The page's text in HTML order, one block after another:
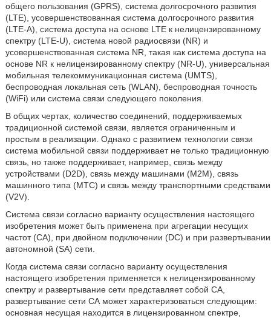
общего пользования (GPRS), система долгосрочного развития
(LTE), усовершенствованная система долгосрочного развития
(LTE-A), система доступа на основе LTE к нелицензированному
спектру (LTE-U), система новой радиосвязи (NR) и
усовершенствованная система NR, такая как система доступа на
основе NR к нелицензированному спектру (NR-U), универсальная
мобильная телекоммуникационная система (UMTS),
беспроводная локальная сеть (WLAN), беспроводная точность
(WiFi) или система связи следующего поколения.
В общих чертах, количество соединений, поддерживаемых
традиционной системой связи, является ограниченным и
простым в реализации. Однако с развитием технологии связи
система мобильной связи поддерживает не только традиционную
связь, но также поддерживает, например, связь между
устройствами (D2D), связь между машинами (М2М), связь
машинного типа (МТС) и связь между транспортными средствами
(V2V).
Система связи согласно варианту осуществления настоящего
изобретения может быть применена при агрегации несущих
частот (СА), при двойном подключении (DC) и при развертывании
автономной (SA) сети.
Когда система связи согласно варианту осуществления
настоящего изобретения применяется к нелицензированному
спектру и развертывание сети представляет собой СА,
развертывание сети СА может характеризоваться следующим:
основная несущая находится в лицензированном спектре,